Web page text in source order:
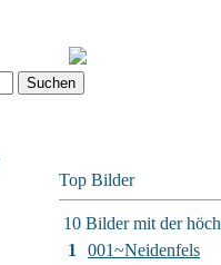
Top Bilder
10 Bilder mit der
1
001~Neidenfels